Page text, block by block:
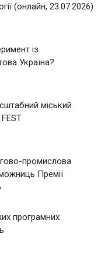
(онлайн, 23.07.2026)
із
Україна?
міський
промислова
Премії
програмних